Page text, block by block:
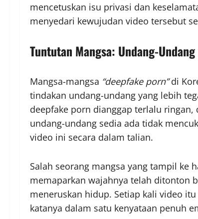
mencetuskan isu privasi dan
menyedari kewujudan video tersebut
Tuntutan Mangsa: Undang-Undang
Mangsa-mangsa “deepfake porn”di
tindakan undang-undang yang lebih
deepfake porn dianggap terlalu
undang-undang sedia ada tidak
video ini secara dalam talian.
Salah seorang mangsa yang tampil ke
memaparkan wajahnya telah ditonton
meneruskan hidup. Setiap kali video
katanya dalam satu kenyataan penuh